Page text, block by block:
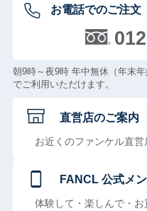
お電話でのご注文
朝9時～夜9時 年中無休（年末
でご利用いただけます。
直営店のご案内
お近くのファンケル直営
FANCL 公式メ
体験して・楽しんで・お